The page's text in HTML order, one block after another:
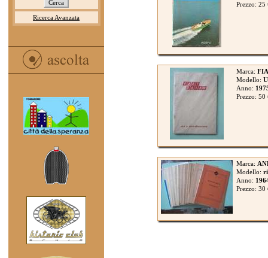
Ricerca Avanzata
Prezzo: 25
Marca:
Modello:
Anno:
Prezzo: 50
Marca:
Modello:
Anno:
Prezzo: 30